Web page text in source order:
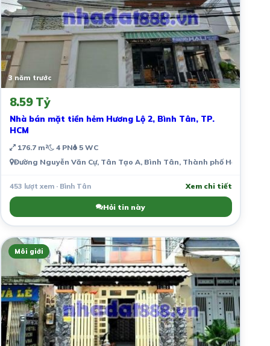
3 năm trước
8.59 Tỷ
Nhà bán mặt tiền hẻm Hương Lộ 2, Bình Tân, TP.
HCM
176.7 m² 4 PN 5 WC
Đường Nguyễn Văn Cự, Tân Tạo A, Bình Tân, Thành phố Hồ Chí
453 lượt xem · Bình Tân Xem chi tiết
Hỏi tin này
Môi giới